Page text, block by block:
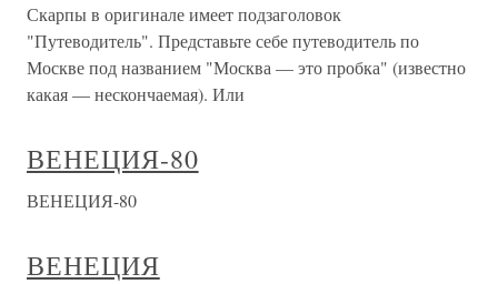
Скарпы в оригинале имеет подзаголовок
"Путеводитель". Представьте себе путеводитель по
Москве под названием "Москва — это пробка" (известно
какая — нескончаемая). Или
ВЕНЕЦИЯ-80
ВЕНЕЦИЯ-80
ВЕНЕЦИЯ